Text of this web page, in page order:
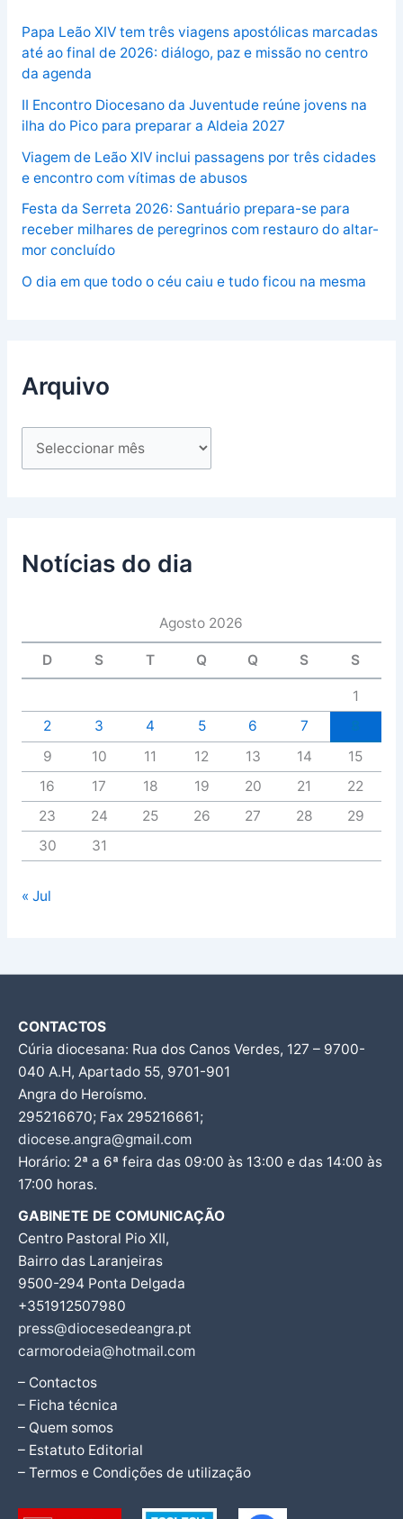
Papa Leão XIV tem três viagens apostólicas marcadas
até ao final de 2026: diálogo, paz e missão no centro
da agenda
II Encontro Diocesano da Juventude reúne jovens na
ilha do Pico para preparar a Aldeia 2027
Viagem de Leão XIV inclui passagens por três cidades
e encontro com vítimas de abusos
Festa da Serreta 2026: Santuário prepara-se para
receber milhares de peregrinos com restauro do altar-
mor concluído
O dia em que todo o céu caiu e tudo ficou na mesma
Arquivo
Notícias do dia
Agosto 2026
D S T Q Q S S
1
2
3 4 5 6 7
9
10 11 12 13 14
15
16
17 18 19 20 21
22
23
24 25 26 27 28
29
30
31
« Jul
CONTACTOS
Cúria diocesana: Rua dos Canos Verdes, 127 – 9700-
040 A.H, Apartado 55, 9701-901
Angra do Heroísmo.
295216670; Fax 295216661;
diocese.angra@gmail.com
Horário: 2ª a 6ª feira das 09:00 às 13:00 e das 14:00 às
17:00 horas.
GABINETE DE COMUNICAÇÃO
Centro Pastoral Pio XII,
Bairro das Laranjeiras
9500-294 Ponta Delgada
+351912507980
press@diocesedeangra.pt
carmorodeia@hotmail.com
– Contactos
– Ficha técnica
– Quem somos
– Estatuto Editorial
– Termos e Condições de utilização